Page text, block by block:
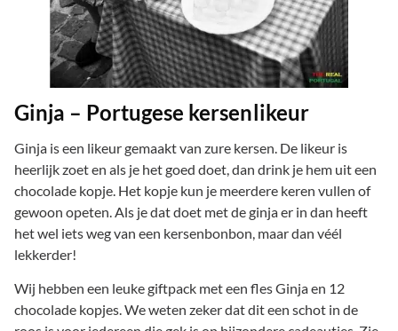
Ginja – Portugese kersenlikeur
Ginja is een likeur gemaakt van zure kersen. De likeur is
heerlijk zoet en als je het goed doet, dan drink je hem uit een
chocolade kopje. Het kopje kun je meerdere keren vullen of
gewoon opeten. Als je dat doet met de ginja er in dan heeft
het wel iets weg van een kersenbonbon, maar dan véél
lekkerder!
Wij hebben een leuke giftpack met een fles Ginja en 12
chocolade kopjes. We weten zeker dat dit een schot in de